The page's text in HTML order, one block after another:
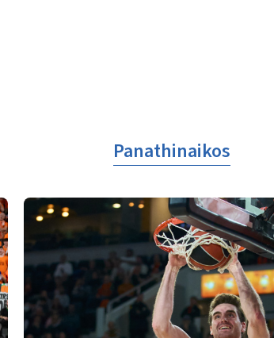
Panathinaikos